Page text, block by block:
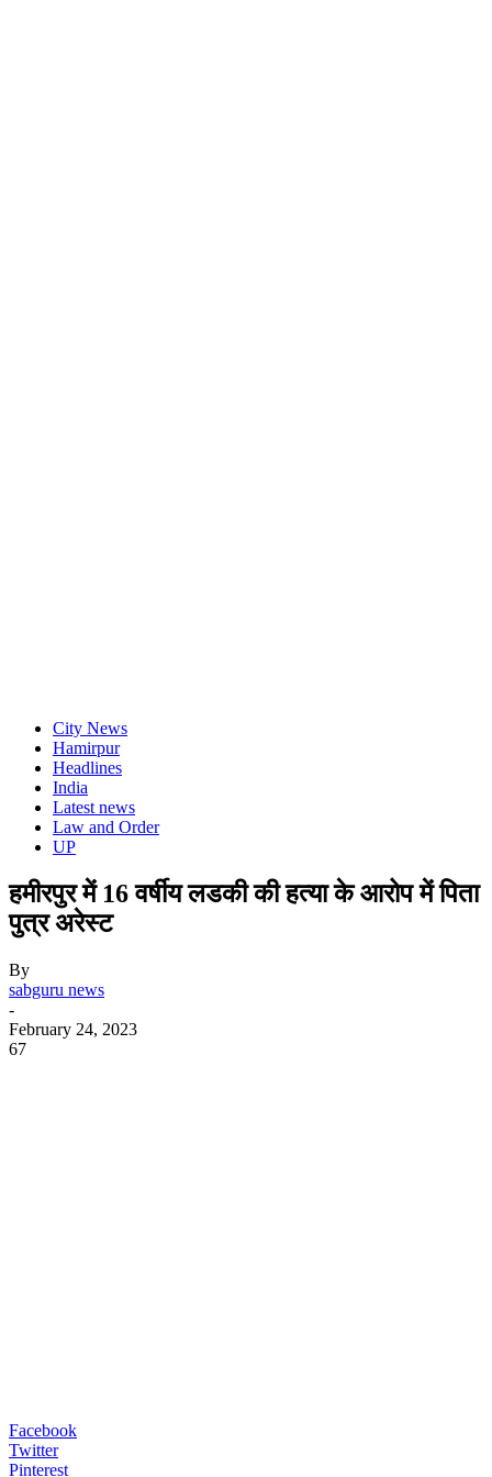
City News
Hamirpur
Headlines
India
Latest news
Law and Order
UP
हमीरपुर में 16 वर्षीय लडकी की हत्या के आरोप में पिता
पुत्र अरेस्ट
By
sabguru news
-
February 24, 2023
67
Facebook
Twitter
Pinterest